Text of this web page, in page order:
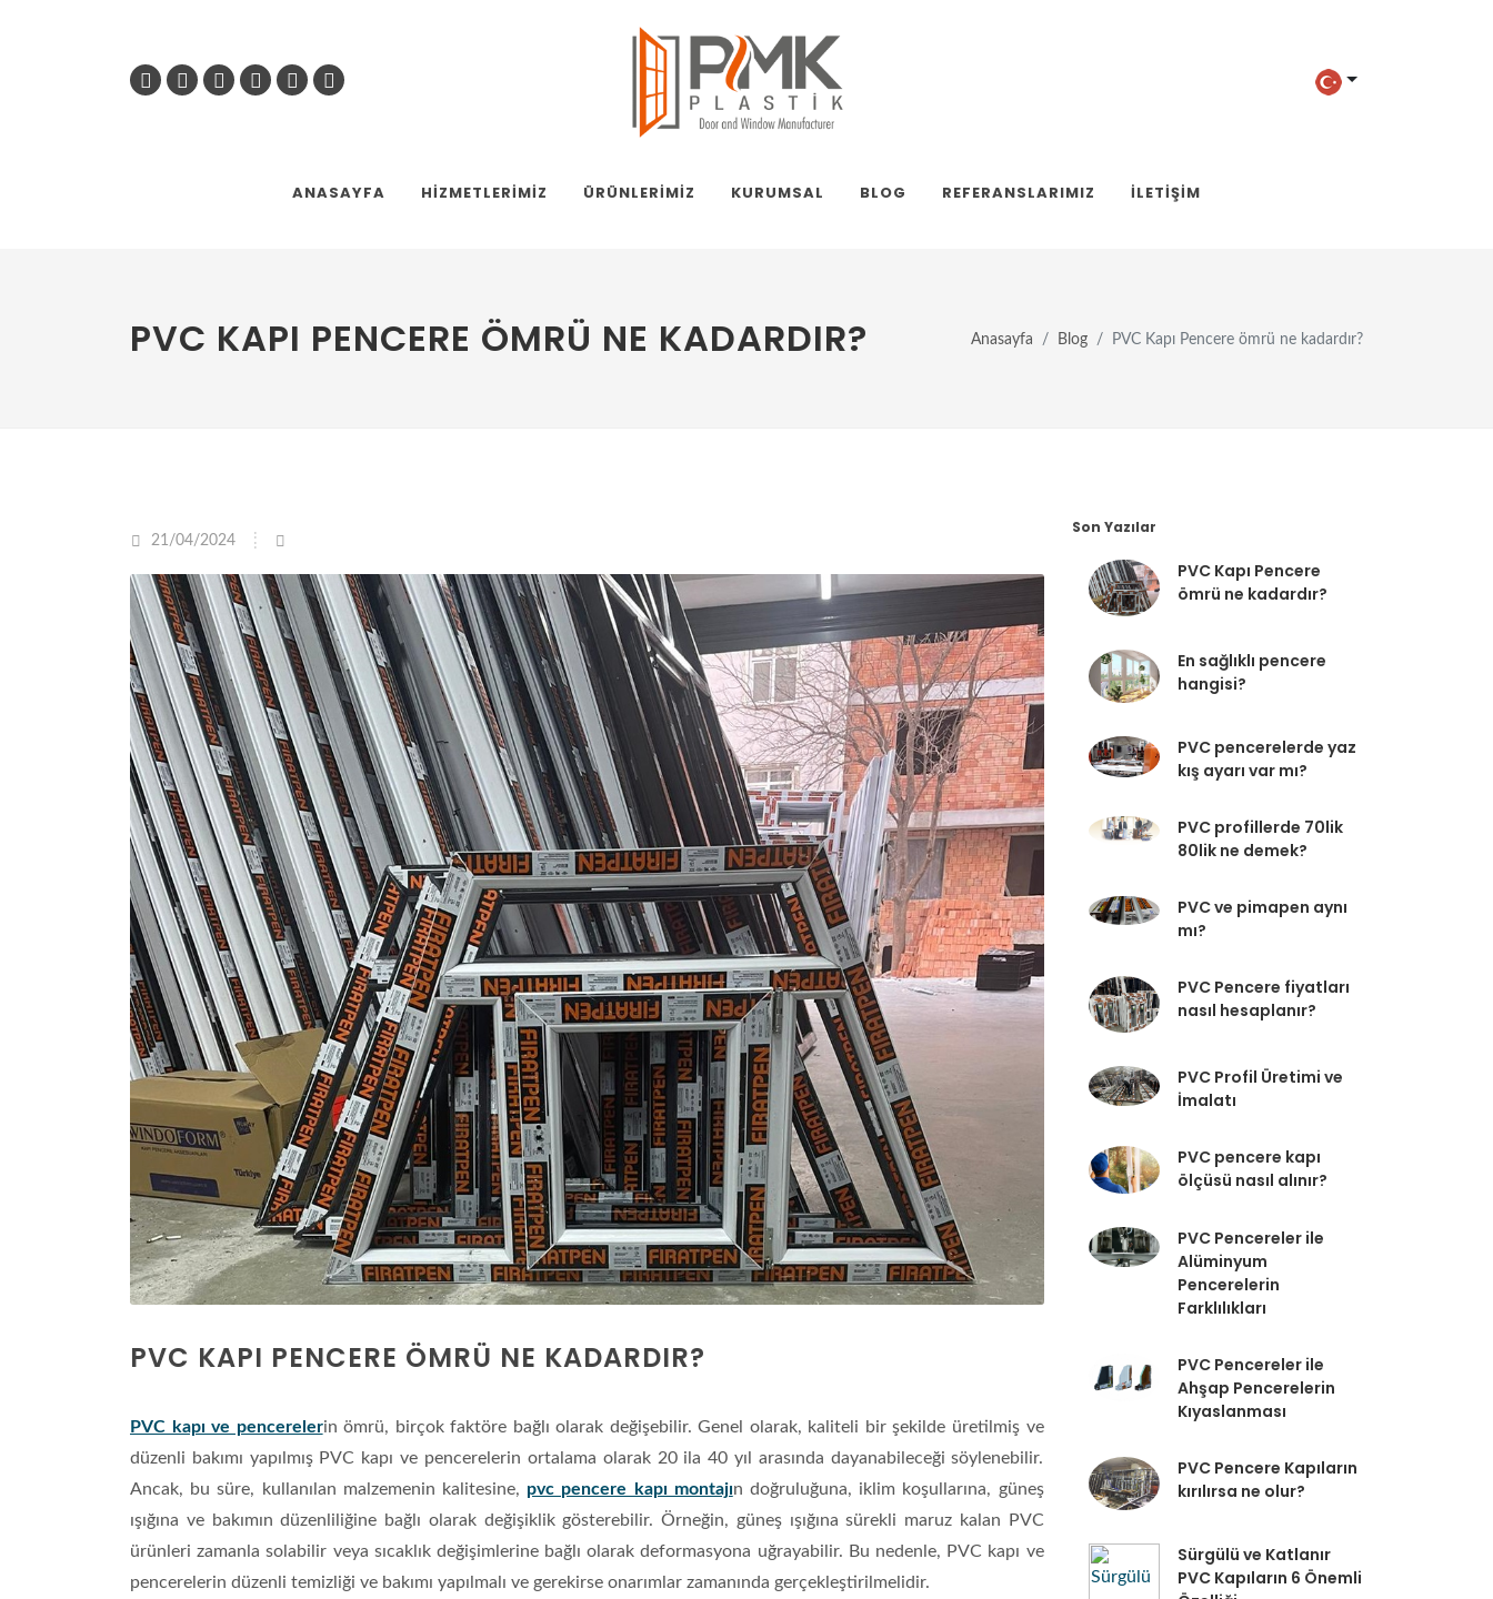
ANASAYFA HIZMETLERIMIZ ÜRÜNLERIMIZ KURUMSAL BLOG REFERANSLARIMIZ İLETIŞIM
PVC KAPI PENCERE ÖMRÜ NE KADARDIR? Anasayfa Blog PVC Kapı Pencere ömrü ne kadardır?
21/04/2024
PVC KAPI PENCERE ÖMRÜ NE KADARDIR?
PVC kapı ve pencerelerin ömrü, birçok faktöre bağlı olarak değişebilir. Genel olarak, kaliteli bir şekilde üretilmiş ve
düzenli bakımı yapılmış PVC kapı ve pencerelerin ortalama olarak 20 ila 40 yıl arasında dayanabileceği söylenebilir.
Ancak, bu süre, kullanılan malzemenin kalitesine, pvc pencere kapı montajın doğruluğuna, iklim koşullarına, güneş
ışığına ve bakımın düzenliliğine bağlı olarak değişiklik gösterebilir. Örneğin, güneş ışığına sürekli maruz kalan PVC
ürünleri zamanla solabilir veya sıcaklık değişimlerine bağlı olarak deformasyona uğrayabilir. Bu nedenle, PVC kapı ve
pencerelerin düzenli temizliği ve bakımı yapılmalı ve gerekirse onarımlar zamanında gerçekleştirilmelidir.
Son Yazılar
PVC Kapı Pencere
ömrü ne kadardır?
En sağlıklı pencere
hangisi?
PVC pencerelerde yaz
kış ayarı var mı?
PVC profillerde 70lik
80lik ne demek?
PVC ve pimapen aynı
mı?
PVC Pencere fiyatları
nasıl hesaplanır?
PVC Profil Üretimi ve
İmalatı
PVC pencere kapı
ölçüsü nasıl alınır?
PVC Pencereler ile
Alüminyum
Pencerelerin
Farklılıkları
PVC Pencereler ile
Ahşap Pencerelerin
Kıyaslanması
PVC Pencere Kapıların
kırılırsa ne olur?
Sürgülü ve Katlanır
PVC Kapıların 6 Önemli